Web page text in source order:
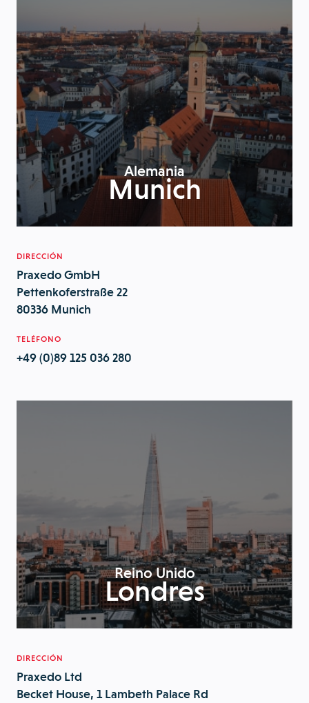
Alemania
Munich
DIRECCIÓN
Praxedo GmbH
Pettenkoferstraße 22
80336 Munich
TELÉFONO
+49 (0)89 125 036 280
Reino Unido
Londres
DIRECCIÓN
Praxedo Ltd
Becket House, 1 Lambeth Palace Rd